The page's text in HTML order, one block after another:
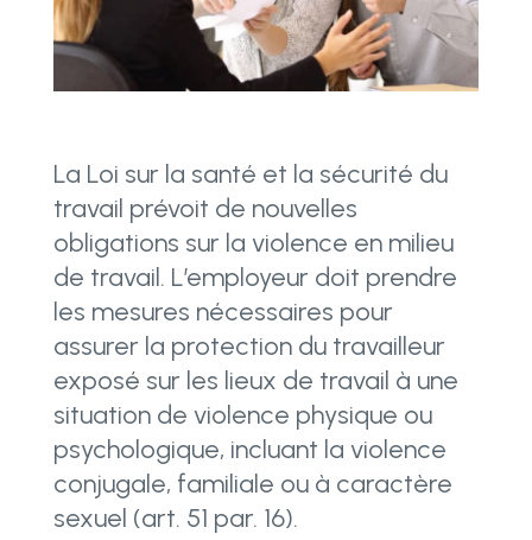
La Loi sur la santé et la sécurité du
travail prévoit de nouvelles
obligations sur la violence en milieu
de travail. L’employeur doit prendre
les mesures nécessaires pour
assurer la protection du travailleur
exposé sur les lieux de travail à une
situation de violence physique ou
psychologique, incluant la violence
conjugale, familiale ou à caractère
sexuel (art. 51 par. 16).